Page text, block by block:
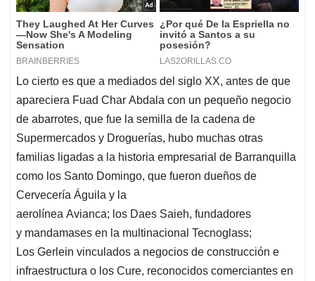
Lo cierto es que a mediados del siglo XX, antes de que
apareciera Fuad Char Abdala con un pequeño negocio
de abarrotes, que fue la semilla de la cadena de
Supermercados y Droguerías, hubo muchas otras
familias ligadas a la historia empresarial de Barranquilla
como los Santo Domingo, que fueron dueños de
Cervecería Águila y la
aerolínea Avianca; los Daes Saieh, fundadores
y mandamases en la multinacional Tecnoglass;
Los Gerlein vinculados a negocios de construcción e
infraestructura o los Cure, reconocidos comerciantes en